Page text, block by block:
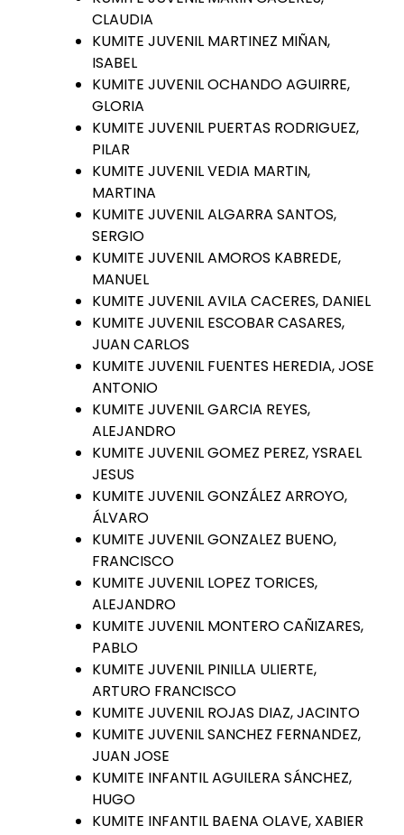
CLAUDIA
KUMITE JUVENIL MARTINEZ MIÑAN,
ISABEL
KUMITE JUVENIL OCHANDO AGUIRRE,
GLORIA
KUMITE JUVENIL PUERTAS RODRIGUEZ,
PILAR
KUMITE JUVENIL VEDIA MARTIN,
MARTINA
KUMITE JUVENIL ALGARRA SANTOS,
SERGIO
KUMITE JUVENIL AMOROS KABREDE,
MANUEL
KUMITE JUVENIL AVILA CACERES, DANIEL
KUMITE JUVENIL ESCOBAR CASARES,
JUAN CARLOS
KUMITE JUVENIL FUENTES HEREDIA, JOSE
ANTONIO
KUMITE JUVENIL GARCIA REYES,
ALEJANDRO
KUMITE JUVENIL GOMEZ PEREZ, YSRAEL
JESUS
KUMITE JUVENIL GONZÁLEZ ARROYO,
ÁLVARO
KUMITE JUVENIL GONZALEZ BUENO,
FRANCISCO
KUMITE JUVENIL LOPEZ TORICES,
ALEJANDRO
KUMITE JUVENIL MONTERO CAÑIZARES,
PABLO
KUMITE JUVENIL PINILLA ULIERTE,
ARTURO FRANCISCO
KUMITE JUVENIL ROJAS DIAZ, JACINTO
KUMITE JUVENIL SANCHEZ FERNANDEZ,
JUAN JOSE
KUMITE INFANTIL AGUILERA SÁNCHEZ,
HUGO
KUMITE INFANTIL BAENA OLAVE, XABIER